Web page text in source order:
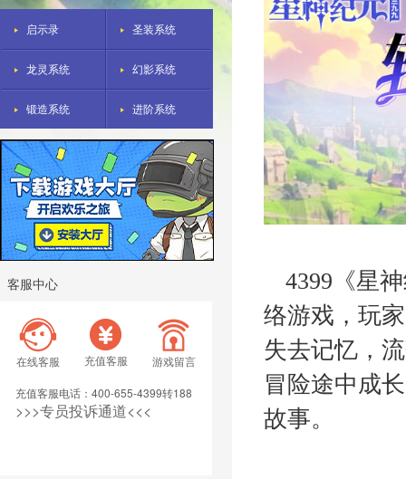
启示录 圣装系统
龙灵系统 幻影系统
锻造系统 进阶系统
客服中心
在线客服 充值客服 游戏留言
充值客服电话：400-655-4399转188
>>>专员投诉通道<<<
4399《星
络游戏，玩
失去记忆，
冒险途中成
故事。